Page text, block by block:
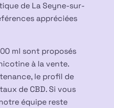
de La Seyne-sur-
appréciées
ml sont proposés
à la vente.
le profil de
de CBD. Si vous
équipe reste